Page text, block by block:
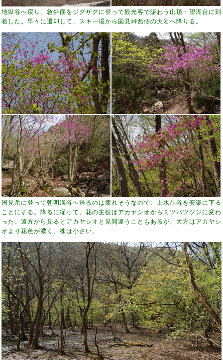
地獄谷へ戻り、急斜面をジグザグに登って観光客で賑わう山頂・望湖台に到
着した。早々に退却して、スキー場から国見峠西側の大岩へ降りる。
国見岳に登って朝明渓谷へ帰るのは疲れそうなので、上水晶谷を安楽に下る
ことにする。降るに従って、花の主役はアカヤシオからミツバツツジに変わ
った。遠方から見るとアカヤシオと見間違うこともあるが、大方はアカヤシ
オより花色が濃く、株は小さい。